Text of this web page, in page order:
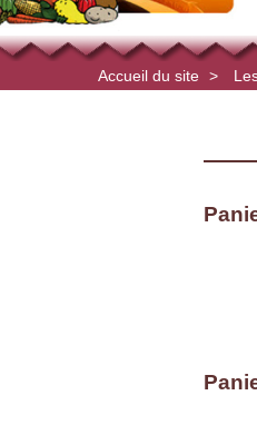
Accueil du site >